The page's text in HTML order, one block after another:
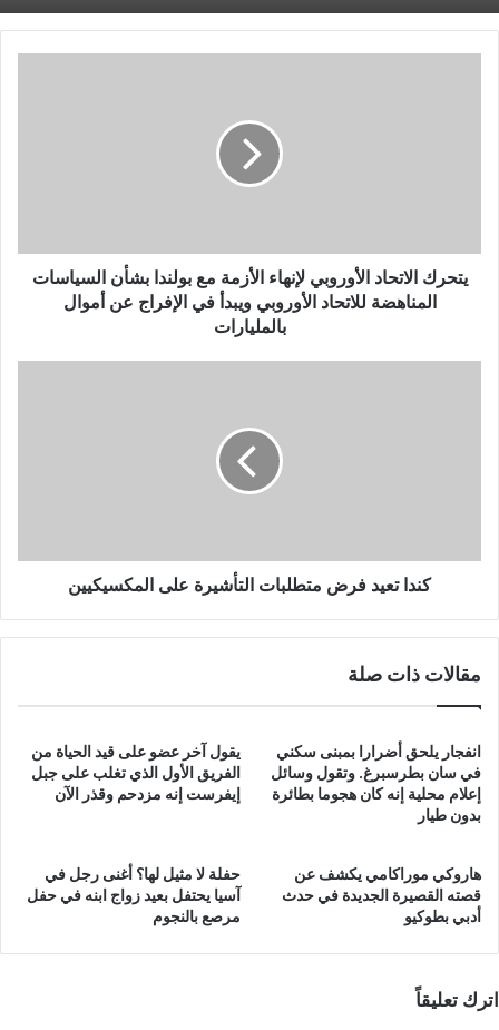
السياسات
المناهضة
في
يتحرك الاتحاد الأوروبي لإنهاء الأزمة مع بولندا بشأن السياسات
المناهضة للاتحاد الأوروبي ويبدأ في الإفراج عن أموال
بالمليارات
كندا تعيد فرض متطلبات التأشيرة على المكسيكيين
مقالات ذات صلة
انفجار يلحق أضرارا بمبنى سكني
في سان بطرسبرغ. وتقول وسائل
إعلام محلية إنه كان هجوما بطائرة
بدون طيار
يقول آخر عضو على قيد الحياة من
الفريق الأول الذي تغلب على جبل
إيفرست إنه مزدحم وقذر الآن
هاروكي موراكامي يكشف عن
قصته القصيرة الجديدة في حدث
أدبي بطوكيو
حفلة لا مثيل لها؟ أغنى رجل في
آسيا يحتفل بعيد زواج ابنه في حفل
مرصع بالنجوم
اترك تعليقاً